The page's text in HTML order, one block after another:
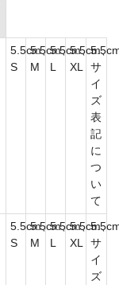
5.5cm、
S
5.5cm、
M
5.5cm、
L
5.5cm、
XL
サ
イ
ズ
表
記
に
つ
い
て
5.5cm、
S
5.5cm、
M
5.5cm、
L
5.5cm、
XL
サ
イ
ズ